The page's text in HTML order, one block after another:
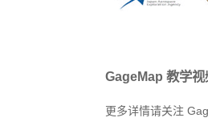
GageMap 教学视
更多详情请关注